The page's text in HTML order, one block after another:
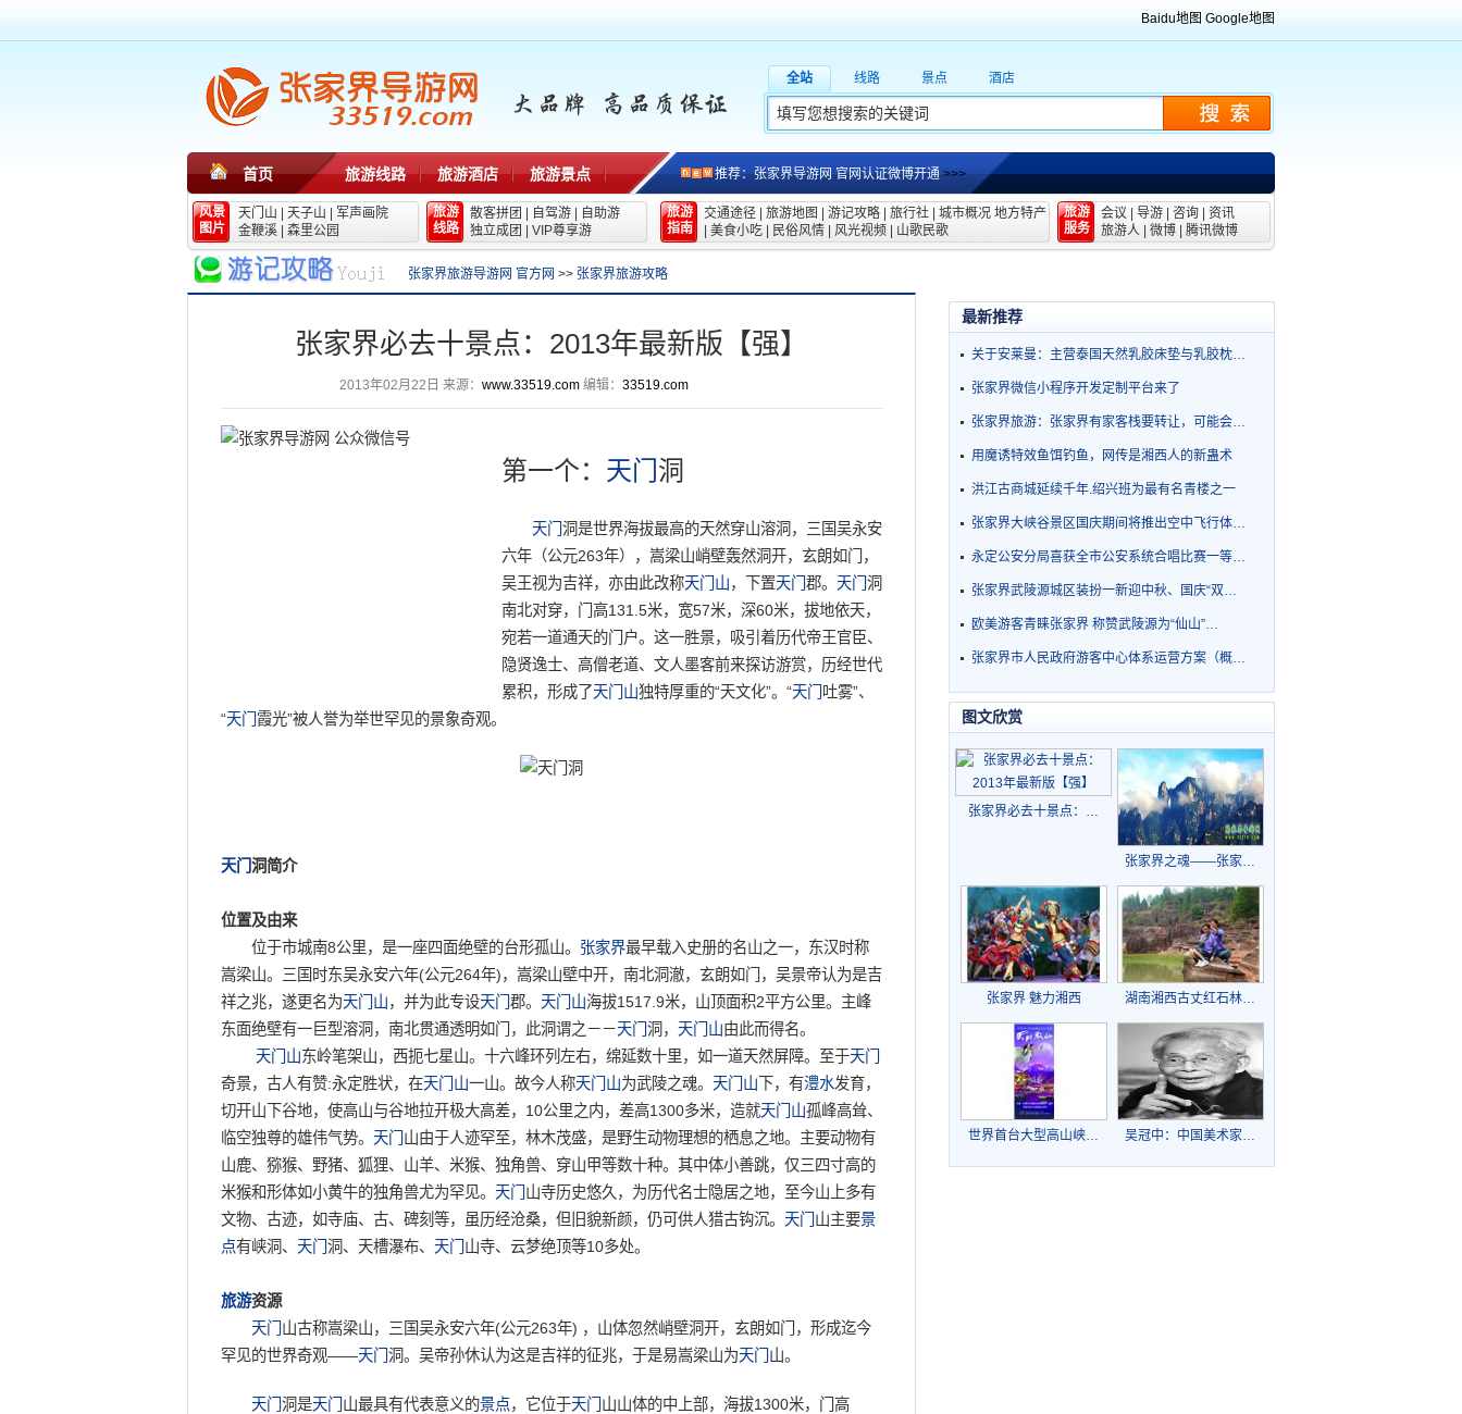
Baidu地图 Google地图
全站 线路 景点 酒店
首页 旅游线路 旅游酒店 旅游景点 推荐：张家界导游网 官网认证微博开通>>>
风景
图片
天门山 天子山
军声画院
金鞭溪
森里公园
旅游
线路
散客拼团 自驾游
自助游
独立成团
VIP尊享游
旅游
指南
交通途径 旅游地图 游记攻略 旅行社 城市概况 地方特产
美食小吃 民俗风情 风光视频 山歌民歌
旅游
服务
会议 导游 咨询
资讯
旅游人
微博 腾讯微博
张家界旅游导游网 官方网 >> 张家界旅游攻略
张家界必去十景点：2013年最新版【强】
2013年02月22日 来源： www.33519.com编辑： 33519.com
第一个： 天门 洞
天门 洞是世界海拔最高的天然穿山溶洞，三国吴永安
六年（公元263年），嵩梁山峭壁轰然洞开，玄朗如门，
吴王视为吉祥，亦由此改称天门山，下置天门 郡。 天门 洞
南北对穿，门高131.5米，宽57米，深60米，拔地依天，
宛若一道通天的门户。这一胜景，吸引着历代帝王官臣、
隐贤逸士、高僧老道、文人墨客前来探访游赏，历经世代
累积，形成了天门山独特厚重的“天文化”。“天门
吐雾”、
“天门 霞光”被人誉为举世罕见的景象奇观。
天门 洞简介
位置及由来
位于市城南8公里，是一座四面绝壁的台形孤山。 张家界最早载入史册的名山之一，东汉时称
嵩梁山。三国时东吴永安六年(公元264年)，嵩梁山壁中开，南北洞澈，玄朗如门，吴景帝认为是吉
祥之兆，遂更名为天门山，并为此专设天门 郡。 天门山海拔1517.9米，山顶面积2平方公里。主峰
东面绝壁有一巨型溶洞，南北贯通透明如门，此洞谓之－－天门 洞， 天门山由此而得名。
天门山东岭笔架山，西扼七星山。十六峰环列左右，绵延数十里，如一道天然屏障。至于天门
奇景，古人有赞:永定胜状，在天门山一山。故今人称天门山为武陵之魂。 天门山 下，有澧水发育，
切开山下谷地，使高山与谷地拉开极大高差，10公里之内，差高1300多米，造就天门山孤峰高耸、
临空独尊的雄伟气势。 天门 山由于人迹罕至，林木茂盛，是野生动物理想的栖息之地。主要动物有
山鹿、猕猴、野猪、狐狸、山羊、米猴、独角兽、穿山甲等数十种。其中体小善跳，仅三四寸高的
米猴和形体如小黄牛的独角兽尤为罕见。 天门 山寺历史悠久，为历代名士隐居之地，至今山上多有
文物、古迹，如寺庙、古、碑刻等，虽历经沧桑，但旧貌新颜，仍可供人猎古钩沉。 天门 山主要景
点有峡洞、 天门 洞、天槽瀑布、 天门 山寺、云梦绝顶等10多处。
旅游资源
天门 山古称嵩梁山，三国吴永安六年(公元263年) ，山体忽然峭壁洞开，玄朗如门，形成迄今
罕见的世界奇观——天门 洞。吴帝孙休认为这是吉祥的征兆，于是易嵩梁山为天门 山。
天门 洞是天门 山最具有代表意义的景点，它位于天门 山山体的中上部，海拔1300米，门高
最新推荐
关于安莱曼：主营泰国天然乳胶床垫与乳胶枕…
张家界微信小程序开发定制平台来了
张家界旅游：张家界有家客栈要转让，可能会…
用魔诱特效鱼饵钓鱼，网传是湘西人的新蛊术
洪江古商城延续千年.绍兴班为最有名青楼之一
张家界大峡谷景区国庆期间将推出空中飞行体…
永定公安分局喜获全市公安系统合唱比赛一等…
张家界武陵源城区装扮一新迎中秋、国庆“双…
欧美游客青睐张家界 称赞武陵源为“仙山”…
张家界市人民政府游客中心体系运营方案（概…
图文欣赏
张家界必去十景点：…
张家界之魂——张家…
张家界 魅力湘西 湖南湘西古丈红石林…
世界首台大型高山峡… 吴冠中：中国美术家…